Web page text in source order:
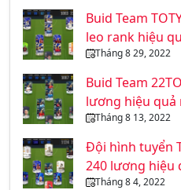
Buid Team
leo rank hiệu
Tháng 8 29, 2022
Buid Team
lương hiệu quả
Tháng 8 13, 2022
Đội hình tuyển
240 lương hiệu
Tháng 8 4, 2022